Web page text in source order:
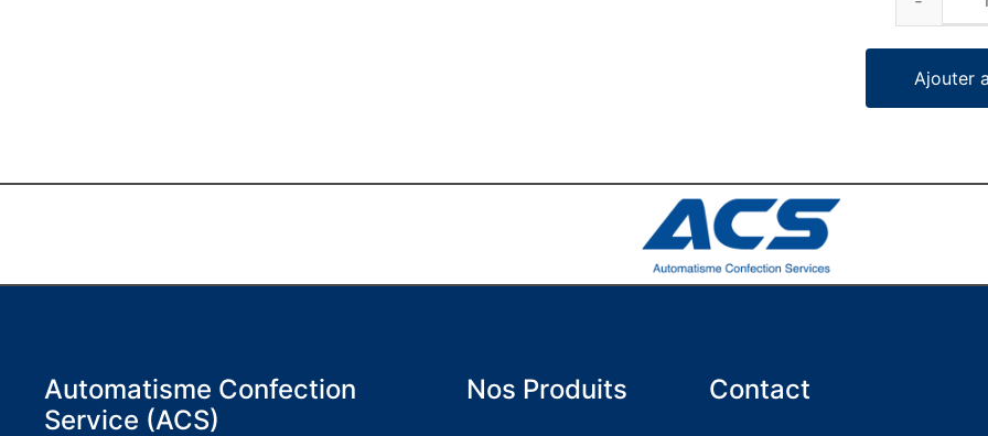
Ajouter
Automatisme Confection
Service (ACS)
Nos Produits Contact